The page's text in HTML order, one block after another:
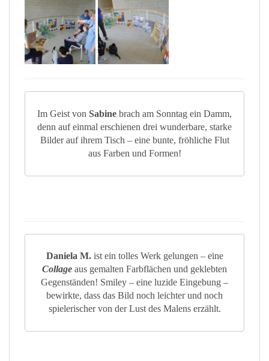
Im Geist von Sabine brach am Sonntag ein Damm,
denn auf einmal erschienen drei wunderbare, starke
Bilder auf ihrem Tisch – eine bunte, fröhliche Flut
aus Farben und Formen!
Daniela M.ist ein tolles Werk gelungen – eine
Collage aus gemalten Farbflächen und geklebten
Gegenständen! Smiley – eine luzide Eingebung –
bewirkte, dass das Bild noch leichter und noch
spielerischer von der Lust des Malens erzählt.